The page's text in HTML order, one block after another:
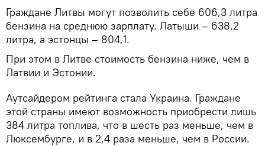
Граждане Литвы могут позволить себе 606,3 литра
бензина на среднюю зарплату. Латыши – 638,2
литра, а эстонцы – 804,1.
При этом в Литве стоимость бензина ниже, чем в
Латвии и Эстонии.
Аутсайдером рейтинга стала Украина. Граждане
этой страны имеют возможность приобрести лишь
384 литра топлива, что в шесть раз меньше, чем в
Люксембурге, и в 2,4 раза меньше, чем в России.